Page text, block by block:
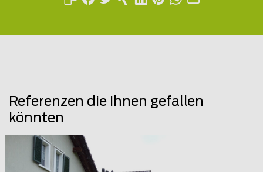
Referenzen die Ihnen gefallen
könnten